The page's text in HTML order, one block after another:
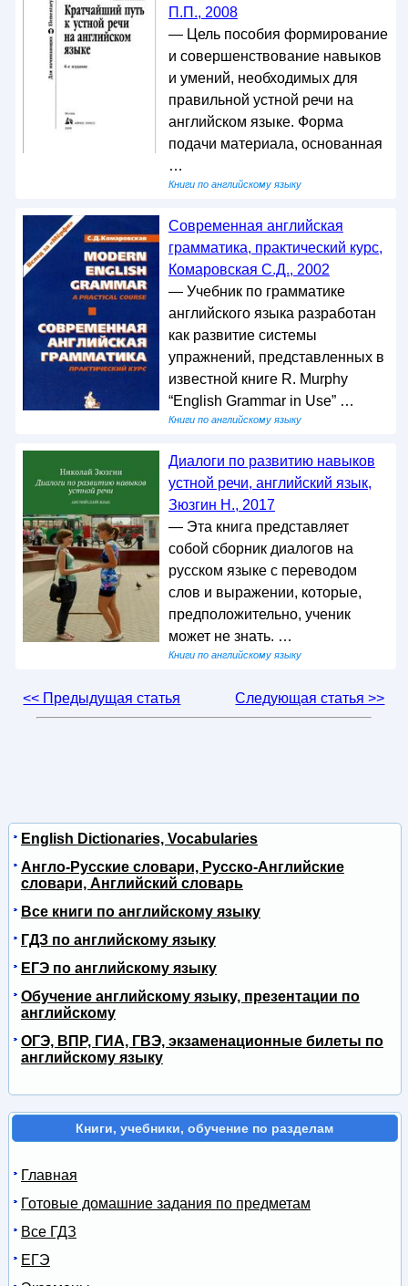
П.П., 2008
— Цель пособия формирование
и совершенствование навыков
и умений, необходимых для
правильной устной речи на
английском языке. Форма
подачи материала, основанная
…
Книги по английскому языку
Современная английская
грамматика, практический курс,
Комаровская С.Д., 2002
— Учебник по грамматике
английского языка разработан
как развитие системы
упражнений, представленных в
известной книге R. Murphy
“English Grammar in Use” …
Книги по английскому языку
Диалоги по развитию навыков
устной речи, английский язык,
Зюзгин Н., 2017
— Эта книга представляет
собой сборник диалогов на
русском языке с переводом
слов и выражении, которые,
предположительно, ученик
может не знать. …
Книги по английскому языку
<< Предыдущая статья Следующая статья >>
English Dictionaries, Vocabularies
Англо-Русские словари, Русско-Английские
словари, Английский словарь
Все книги по английскому языку
ГДЗ по английскому языку
ЕГЭ по английскому языку
Обучение английскому языку, презентации по
английскому
ОГЭ, ВПР, ГИА, ГВЭ, экзаменационные билеты по
английскому языку
Книги, учебники, обучение по разделам
Главная
Готовые домашние задания по предметам
Все ГДЗ
ЕГЭ